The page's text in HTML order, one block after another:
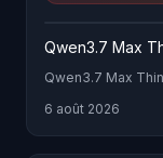
Qwen3.7 Max
Qwen3.7 Max
6 août 2026